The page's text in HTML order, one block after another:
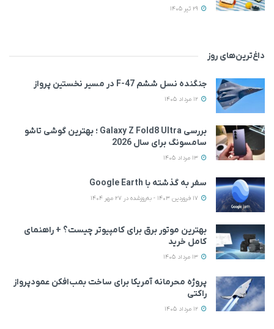
داغ‌ترین‌های روز
جنگنده نسل ششم F-47 در مسیر نخستین پرواز
بررسی Galaxy Z Fold8 Ultra ؛ بهترین گوشی تاشو
سامسونگ برای سال 2026
سفر به گذشته با Google Earth
بهترین موتور برق برای کامپیوتر چیست؟ + راهنمای
کامل خرید
پروژه محرمانه آمریکا برای ساخت بمب‌افکن عمودپرواز
راکتی